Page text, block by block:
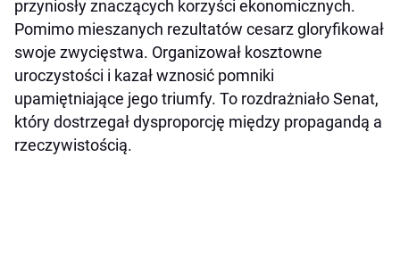
przyniosły znaczących korzyści ekonomicznych.
Pomimo mieszanych rezultatów cesarz gloryfikował
swoje zwycięstwa. Organizował kosztowne
uroczystości i kazał wznosić pomniki
upamiętniające jego triumfy. To rozdrażniało Senat,
który dostrzegał dysproporcję między propagandą a
rzeczywistością.